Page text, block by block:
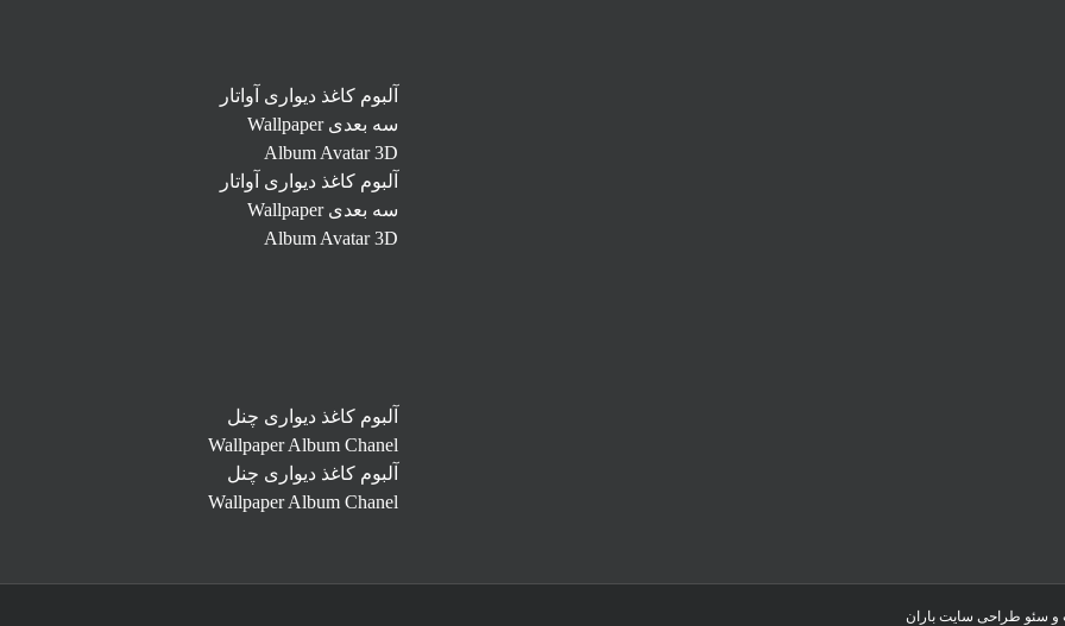
آلبوم کاغذ دیواری آواتار
سه بعدی Wallpaper
Album Avatar 3D
آلبوم کاغذ دیواری آواتار
سه بعدی Wallpaper
Album Avatar 3D
آلبوم کاغذ دیواری چنل
Wallpaper Album Chanel
آلبوم کاغذ دیواری چنل
Wallpaper Album Chanel
و سئو طراحی سایت باران